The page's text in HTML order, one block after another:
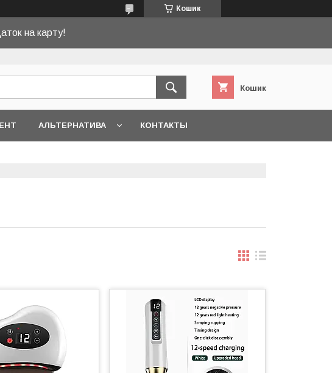
Кошик
на карту!
Кошик
АЛЬТЕРНАТИВА КОНТАКТЫ